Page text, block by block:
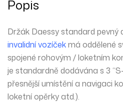
Popis
Držák Daessy standard pevný
invalidní vozíčekmá oddělené
spojené rohovým / loketním
je standardně dodávána s 3
přesnější umístění a navigaci
loketní opěrky atd.).